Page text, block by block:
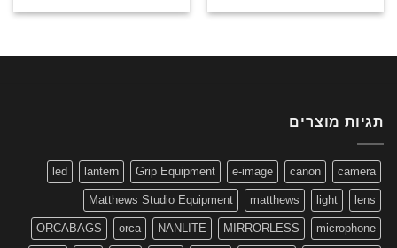
תגיות מוצרים
camera
canon
e-image
Grip Equipment
lantern
led
lens
light
matthews
Matthews Studio Equipment
microphone
MIRRORLESS
NANLITE
orca
ORCABAGS